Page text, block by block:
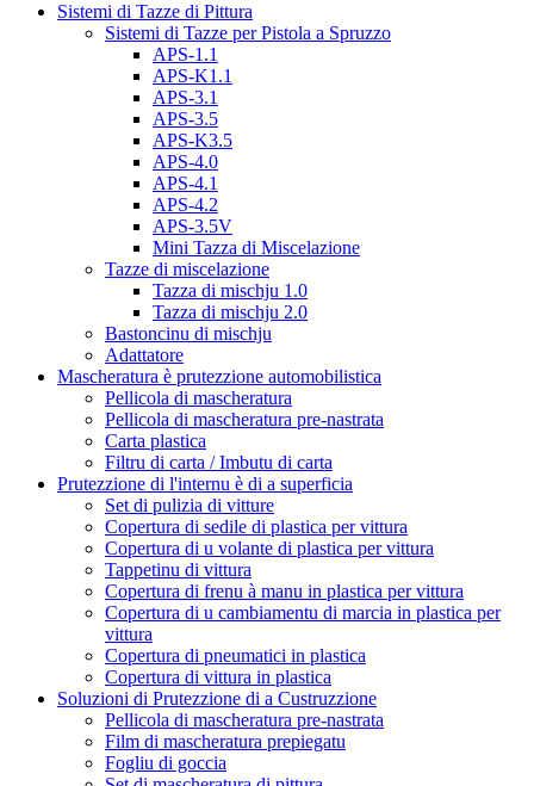
Sistemi di Tazze di Pittura
Sistemi di Tazze per Pistola a Spruzzo
APS-1.1
APS-K1.1
APS-3.1
APS-3.5
APS-K3.5
APS-4.0
APS-4.1
APS-4.2
APS-3.5V
Mini Tazza di Miscelazione
Tazze di miscelazione
Tazza di mischju 1.0
Tazza di mischju 2.0
Bastoncinu di mischju
Adattatore
Mascheratura è prutezzione automobilistica
Pellicola di mascheratura
Pellicola di mascheratura pre-nastrata
Carta plastica
Filtru di carta / Imbutu di carta
Prutezzione di l'internu è di a superficia
Set di pulizia di vitture
Copertura di sedile di plastica per vittura
Copertura di u volante di plastica per vittura
Tappetinu di vittura
Copertura di frenu à manu in plastica per vittura
Copertura di u cambiamentu di marcia in plastica per
vittura
Copertura di pneumatici in plastica
Copertura di vittura in plastica
Soluzioni di Prutezzione di a Custruzzione
Pellicola di mascheratura pre-nastrata
Film di mascheratura prepiegatu
Fogliu di goccia